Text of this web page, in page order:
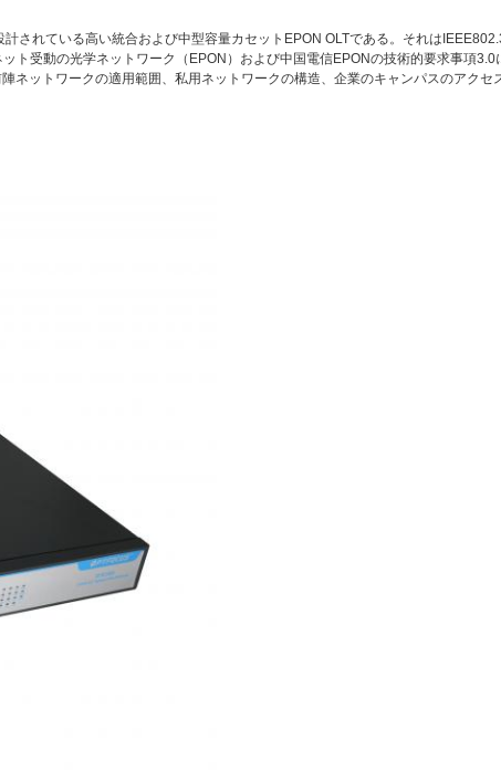
されている高い統合および中型容量カセットEPON OLTである。それは
受動の光学ネットワーク（EPON）および中国電信EPONの技術的要求事項3.0
ットワークの適用範囲、私用ネットワークの構造、企業のキャンパスのアクセ